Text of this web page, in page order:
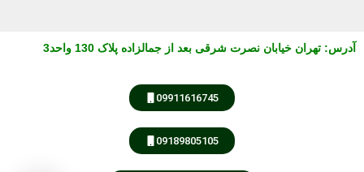
آدرس: تهران خیابان نصرت شرقی بعد از جمالزاده پلاک 130 واحد3
09911616745
09189805105